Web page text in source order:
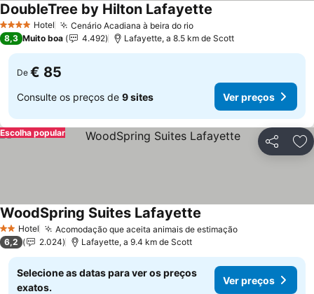
4 EstrelasHotel Cenário Acadiana à beira do rioVer preços
DoubleTree by Hilton Lafayette
8,3 Muito boa 4.492 Lafayette, a 8.5 km de Scott
De € 85
Consulte os preços de 9 sites Ver preços
Partilhar
Escolha popular
2 Estrelas
Hotel Acomodação que aceita animais de estimaçãoVer preços
WoodSpring Suites Lafayette
6,2 2.024 Lafayette, a 9.4 km de Scott
Selecione as datas para ver os preços
exatos.
Ver preços